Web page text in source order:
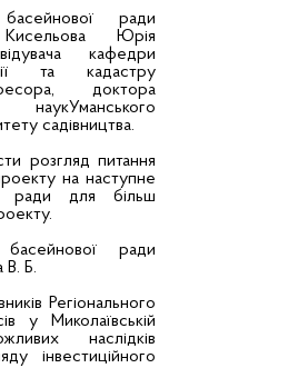
ради
Юрія
кафедри
та кадастру
доктора
садівництва.
розгляд питання
на наступне
ради для більш
ради
В. Б.
Регіонального
у Миколаївській
наслідків
інвестиційного